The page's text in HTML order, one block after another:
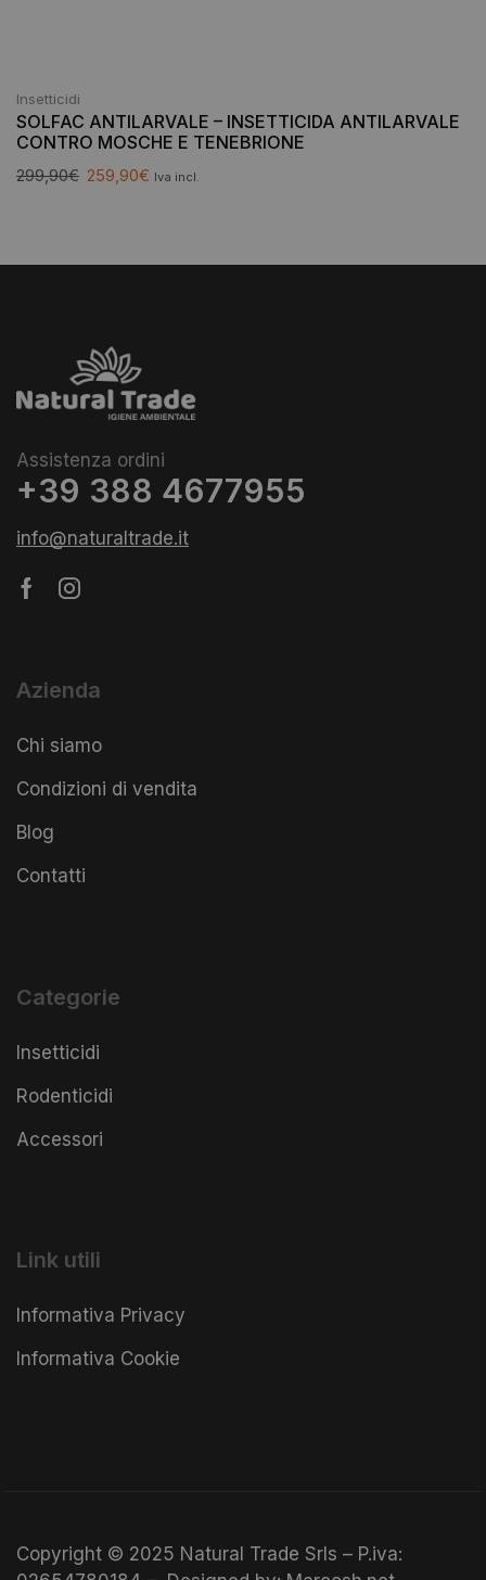
Insetticidi
SOLFAC ANTILARVALE – INSETTICIDA ANTILARVALE
CONTRO MOSCHE E TENEBRIONE
299,90€ 259,90€ Iva incl.
Assistenza ordini
+39 388 4677955
info@naturaltrade.it
Azienda
Chi siamo
Condizioni di vendita
Blog
Contatti
Categorie
Insetticidi
Rodenticidi
Accessori
Link utili
Informativa Privacy
Informativa Cookie
Copyright © 2025 Natural Trade Srls – P.iva: